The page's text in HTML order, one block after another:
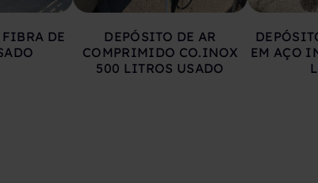
DE
DEPÓSITO DE AR
COMPRIMIDO CO.INOX
500 LITROS USADO
EM AÇO